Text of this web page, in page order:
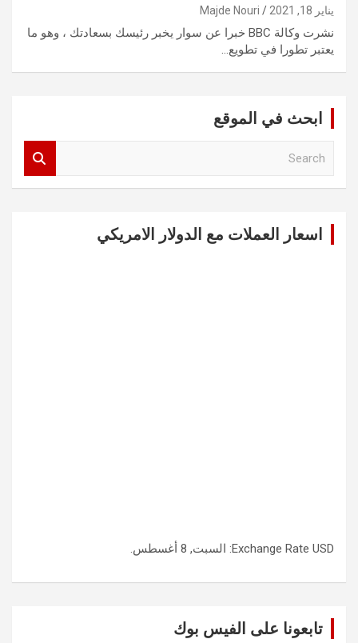
يناير 18, 2021 Majde Nouri
نشرت وكالة BBC خبرا عن سوار يخبر رئيسك بسعادتك ، وهو ما
يعتبر تطورا في تطويع…
ابحث في الموقع
اسعار العملات مع الدولار الامريكي
Exchange Rate USD : السبت, 8 أغسطس.
تابعونا على الفيس بوك